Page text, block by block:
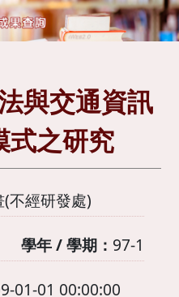
與交通資訊
式之研究
不經研發處)
學年 / 學期： 97-1
01-01 00:00:00